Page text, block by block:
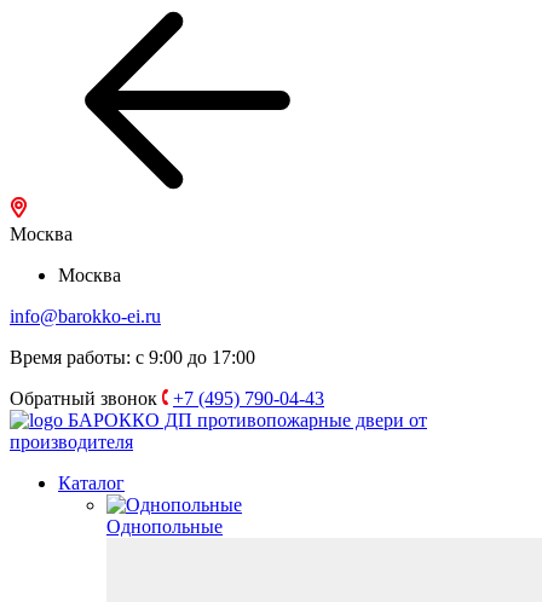
Москва
Москва
info@barokko-ei.ru
Время работы: с 9:00 до 17:00
Обратный звонок
+7 (495) 790-04-43
БАРОККО ДП противопожарные двери от
производителя
Каталог
Однопольные